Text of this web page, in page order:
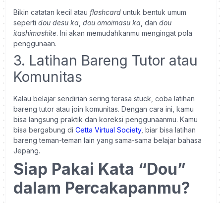
Bikin catatan kecil atau flashcard untuk bentuk umum
seperti dou desu ka dou omoimasu ka , dan dou
itashimashite. Ini akan memudahkanmu mengingat pola
penggunaan.
3. Latihan Bareng Tutor atau
Komunitas
Kalau belajar sendirian sering terasa stuck, coba latihan
bareng tutor atau join komunitas. Dengan cara ini, kamu
bisa langsung praktik dan koreksi penggunaanmu. Kamu
bisa bergabung di Cetta Virtual Society, biar bisa latihan
bareng teman-teman lain yang sama-sama belajar bahasa
Jepang.
Siap Pakai Kata “Dou”
dalam Percakapanmu?